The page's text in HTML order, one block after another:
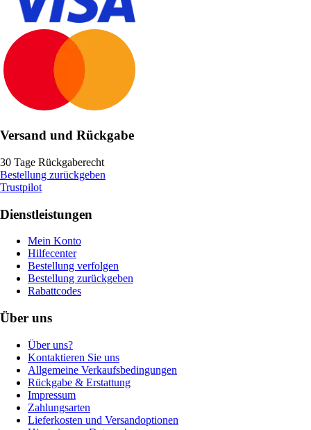
Versand und Rückgabe
30 Tage Rückgaberecht
Bestellung zurückgeben
Trustpilot
Dienstleistungen
Mein Konto
Hilfecenter
Bestellung verfolgen
Bestellung zurückgeben
Rabattcodes
Über uns
Über uns?
Kontaktieren Sie uns
Allgemeine Verkaufsbedingungen
Rückgabe & Erstattung
Impressum
Zahlungsarten
Lieferkosten und Versandoptionen